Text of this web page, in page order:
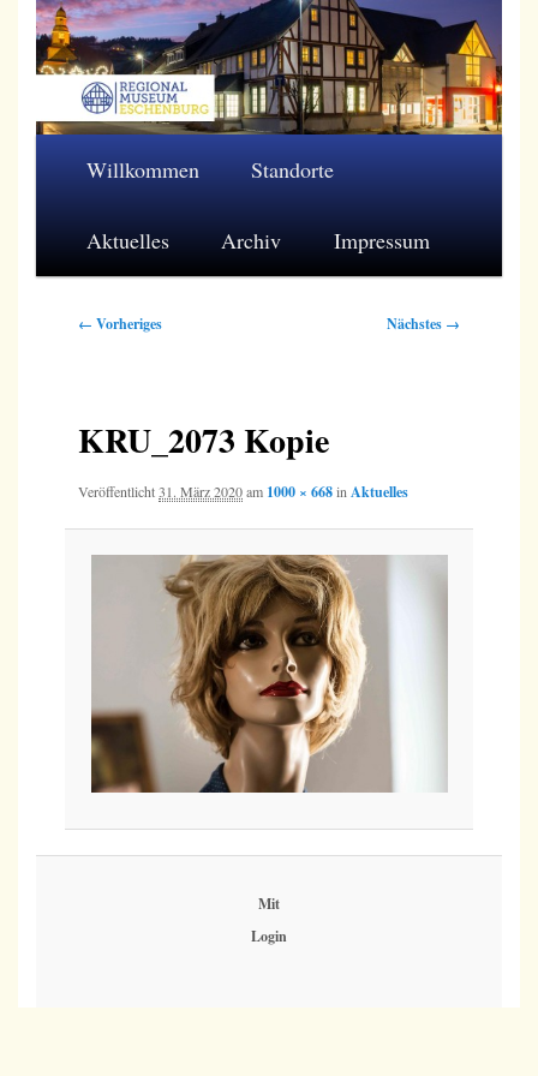
Zum
primären
Inhalt
Regionalmuseum Eschenburg e.V.
Willkommen Standorte
Aktuelles Archiv Impressum
Bilder-
← Vorheriges Nächstes →
KRU_2073 Kopie
Veröffentlicht31. März 2020am 1000 × 668in Aktuelles
Mit
Login